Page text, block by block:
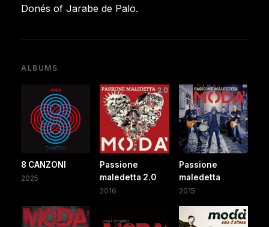
Donés of Jarabe de Palo.
ALBUMS
8 CANZONI
2025
Passione
maledetta 2.0
2016
Passione
maledetta
2015